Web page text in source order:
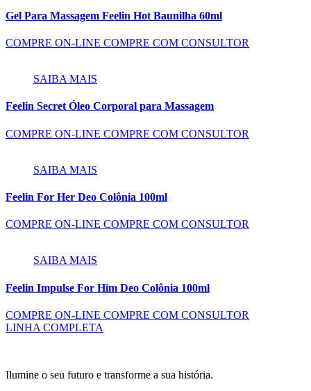
Gel Para Massagem Feelin Hot Baunilha 60ml
COMPRE ON-LINE COMPRE COM CONSULTOR
SAIBA MAIS
Feelin Secret Óleo Corporal para Massagem
COMPRE ON-LINE COMPRE COM CONSULTOR
SAIBA MAIS
Feelin For Her Deo Colônia 100ml
COMPRE ON-LINE COMPRE COM CONSULTOR
SAIBA MAIS
Feelin Impulse For Him Deo Colônia 100ml
COMPRE ON-LINE COMPRE COM CONSULTOR
LINHA COMPLETA
Ilumine o seu futuro e transforme a sua história.